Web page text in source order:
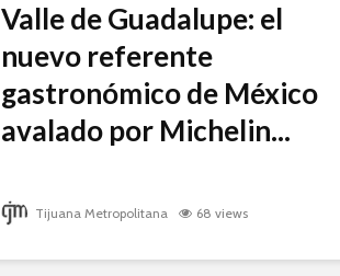
Valle de Guadalupe: el
nuevo referente
gastronómico de México
avalado por Michelin...
Tijuana Metropolitana 68 views